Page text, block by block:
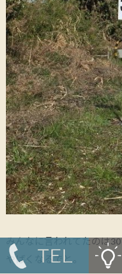
みんなに言われてたのは
やばくなるでと。